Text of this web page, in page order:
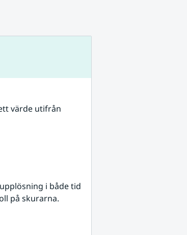
värde utifrån
i både tid
på skurarna.